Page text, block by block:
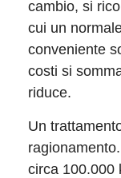
cambio, si
cui un
conveniente
costi si
riduce.
Un
circa 100.000